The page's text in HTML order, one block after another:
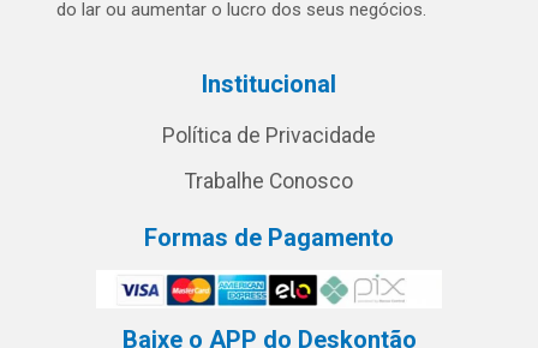
do lar ou aumentar o lucro dos seus negócios.
Institucional
Política de Privacidade
Trabalhe Conosco
Formas de Pagamento
Baixe o APP do Deskontão